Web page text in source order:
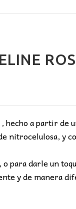
hecho a partir de
nitrocelulosa, y
para darle un
y de manera